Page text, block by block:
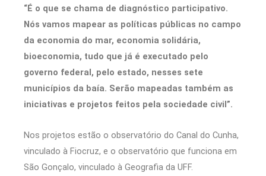
“É o que se chama de diagnóstico participativo.
Nós vamos mapear as políticas públicas no campo
da economia do mar, economia solidária,
bioeconomia, tudo que já é executado pelo
governo federal, pelo estado, nesses sete
municípios da baía. Serão mapeadas também as
iniciativas e projetos feitos pela sociedade civil”.
Nos projetos estão o observatório do Canal do Cunha,
vinculado à Fiocruz, e o observatório que funciona em
São Gonçalo, vinculado à Geografia da UFF.